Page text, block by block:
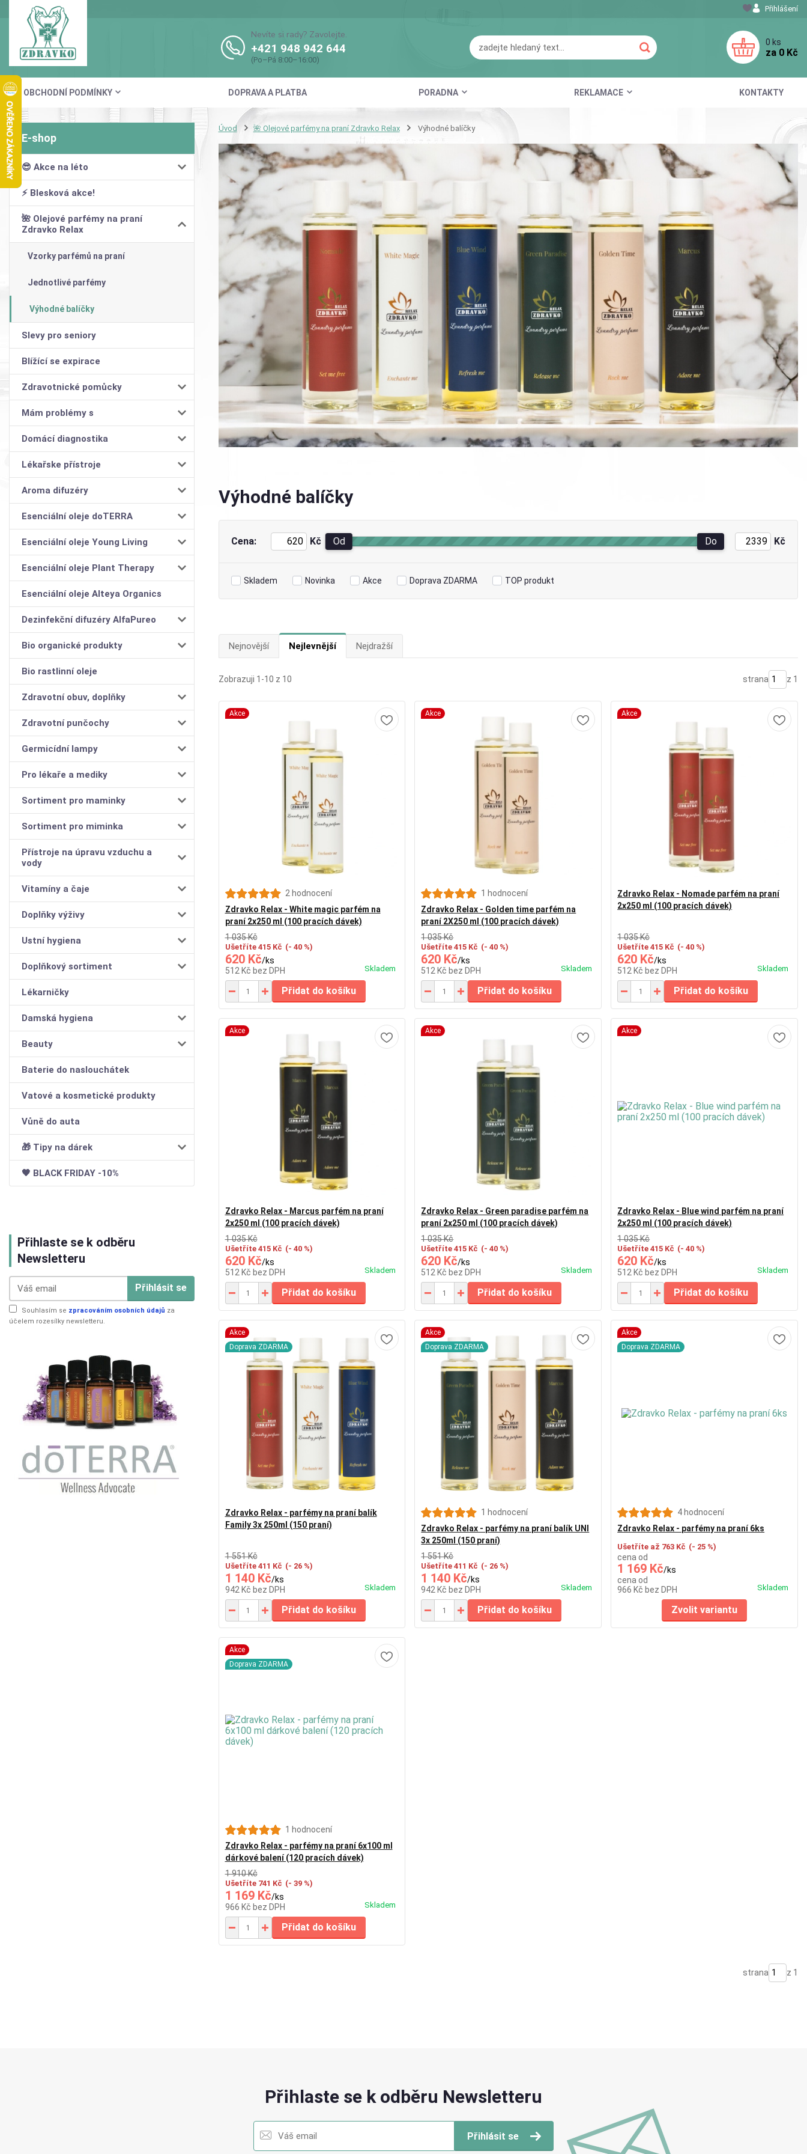
OBCHODNÍ PODMÍNKY DOPRAVA A PLATBA PORADNA REKLAMACE KONTAKTY
Přihlášení
Nevíte si rady? Zavolejte.
+421 948 942 644
(Po–Pá 8:00–16:00)
0 ks
za 0 Kč
😎 Akce na léto
⚡ Blesková akce!
🌺 Olejové parfémy na praní
Zdravko Relax
Vzorky parfémů na praní
Jednotlivé parfémy
Výhodné balíčky
Slevy pro seniory
Blížící se expirace
Zdravotnické pomůcky
Mám problémy s
Domácí diagnostika
Lékařske přístroje
Aroma difuzéry
Esenciální oleje doTERRA
Esenciální oleje Young Living
Esenciální oleje Plant Therapy
Esenciální oleje Alteya Organics
Dezinfekční difuzéry AlfaPureo
Bio organické produkty
Bio rastlinní oleje
Zdravotní obuv, doplňky
Zdravotní punčochy
Germicídní lampy
Pro lékaře a mediky
Sortiment pro maminky
Sortiment pro miminka
Přístroje na úpravu vzduchu a
vody
Vitamíny a čaje
Doplňky výživy
Ustní hygiena
Doplňkový sortiment
Lékarničky
Damská hygiena
Beauty
Baterie do naslouchátek
Vatové a kosmetické produkty
Vůně do auta
🎁 Tipy na dárek
🖤 BLACK FRIDAY -10%
Přihlaste se k odběru
Newsletteru
Přihlásit se
Souhlasím se zpracováním osobních údajů za
účelem rozesílky newsletteru.
Úvod 🌺 Olejové parfémy na praní Zdravko Relax Výhodné balíčky
Výhodné balíčky
Cena: Kč Od Do Kč
Skladem Novinka Akce Doprava ZDARMA TOP produkt
Nejnovější Nejlevnější Nejdražší
Zobrazuji 1-10 z 10 strana z 1
Akce
2 hodnocení
Zdravko Relax - White magic parfém na
praní 2x250 ml (100 pracích dávek)
1 035 Kč
Ušetříte 415 Kč (- 40 %)
620 Kč/ks
512 Kč bez DPH Skladem
Přidat do košíku
Akce
1 hodnocení
Zdravko Relax - Golden time parfém na
praní 2X250 ml (100 pracích dávek)
1 035 Kč
Ušetříte 415 Kč (- 40 %)
620 Kč/ks
512 Kč bez DPH Skladem
Přidat do košíku
Akce
Zdravko Relax - Nomade parfém na praní
2x250 ml (100 pracích dávek)
1 035 Kč
Ušetříte 415 Kč (- 40 %)
620 Kč/ks
512 Kč bez DPH Skladem
Přidat do košíku
Akce
Zdravko Relax - Marcus parfém na praní
2x250 ml (100 pracích dávek)
1 035 Kč
Ušetříte 415 Kč (- 40 %)
620 Kč/ks
512 Kč bez DPH Skladem
Přidat do košíku
Akce
Zdravko Relax - Green paradise parfém na
praní 2x250 ml (100 pracích dávek)
1 035 Kč
Ušetříte 415 Kč (- 40 %)
620 Kč/ks
512 Kč bez DPH Skladem
Přidat do košíku
Akce
Zdravko Relax - Blue wind parfém na praní
2x250 ml (100 pracích dávek)
1 035 Kč
Ušetříte 415 Kč (- 40 %)
620 Kč/ks
512 Kč bez DPH Skladem
Přidat do košíku
Akce
Doprava ZDARMA
Zdravko Relax - parfémy na praní balík
Family 3x 250ml (150 praní)
1 551 Kč
Ušetříte 411 Kč (- 26 %)
1 140 Kč/ks
942 Kč bez DPH Skladem
Přidat do košíku
Akce
Doprava ZDARMA
1 hodnocení
Zdravko Relax - parfémy na praní balík UNI
3x 250ml (150 praní)
1 551 Kč
Ušetříte 411 Kč (- 26 %)
1 140 Kč/ks
942 Kč bez DPH Skladem
Přidat do košíku
Akce
Doprava ZDARMA
4 hodnocení
Zdravko Relax - parfémy na praní 6ks
Ušetříte až 763 Kč (- 25 %)
cena od
1 169 Kč/ks
cena od
966 Kč bez DPH Skladem
Zvolit variantu
Akce
Doprava ZDARMA
1 hodnocení
Zdravko Relax - parfémy na praní 6x100 ml
dárkové balení (120 pracích dávek)
1 910 Kč
Ušetříte 741 Kč (- 39 %)
1 169 Kč/ks
966 Kč bez DPH Skladem
Přidat do košíku
strana z 1
Přihlaste se k odběru Newsletteru
Přihlásit se